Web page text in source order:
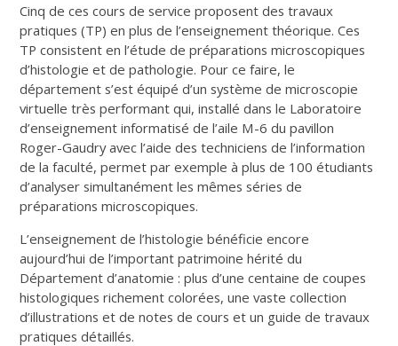
Cinq de ces cours de service proposent des travaux
pratiques (TP) en plus de l’enseignement théorique. Ces
TP consistent en l’étude de préparations microscopiques
d’histologie et de pathologie. Pour ce faire, le
département s’est équipé d’un système de microscopie
virtuelle très performant qui, installé dans le Laboratoire
d’enseignement informatisé de l’aile M-6 du pavillon
Roger-Gaudry avec l’aide des techniciens de l’information
de la faculté, permet par exemple à plus de 100 étudiants
d’analyser simultanément les mêmes séries de
préparations microscopiques.
L’enseignement de l’histologie bénéficie encore
aujourd’hui de l’important patrimoine hérité du
Département d’anatomie : plus d’une centaine de coupes
histologiques richement colorées, une vaste collection
d’illustrations et de notes de cours et un guide de travaux
pratiques détaillés.